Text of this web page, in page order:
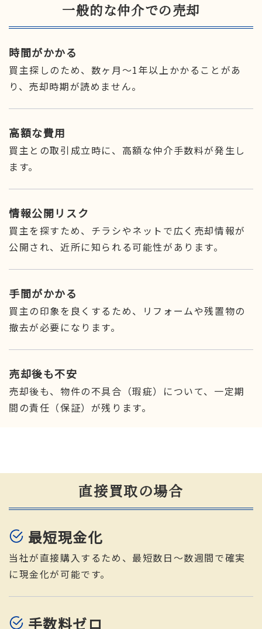
一般的な仲介での売却
時間がかかる
買主探しのため、数ヶ月〜1年以上かかることがあ
り、売却時期が読めません。
高額な費用
買主との取引成立時に、高額な仲介手数料が発生し
ます。
情報公開リスク
買主を探すため、チラシやネットで広く売却情報が
公開され、近所に知られる可能性があります。
手間がかかる
買主の印象を良くするため、リフォームや残置物の
撤去が必要になります。
売却後も不安
売却後も、物件の不具合（瑕疵）について、一定期
間の責任（保証）が残ります。
直接買取の場合
最短現金化
当社が直接購入するため、最短数日〜数週間で確実
に現金化が可能です。
手数料ゼロ